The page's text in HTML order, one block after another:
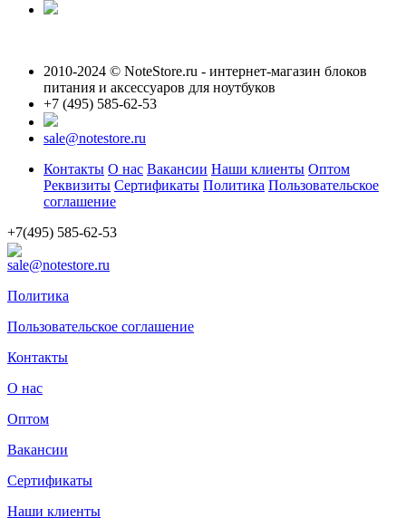
2010-2024 © NoteStore.ru - интернет-магазин блоков
питания и аксессуаров для ноутбуков
+7 (495) 585-62-53
sale@notestore.ru
Контакты О нас Вакансии Наши клиенты Оптом
Реквизиты Сертификаты Политика Пользовательское
соглашение
+7(495) 585-62-53
sale@notestore.ru
Политика
Пользовательское соглашение
Контакты
О нас
Оптом
Вакансии
Сертификаты
Наши клиенты